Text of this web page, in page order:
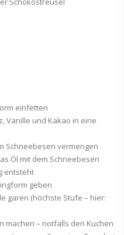
einfetten
Vanille und Kakao in eine
Schneebesen vermengen
Öl mit dem Schneebesen
entsteht
geben
garen (höchste Stufe – hier:
machen – notfalls den Kuchen